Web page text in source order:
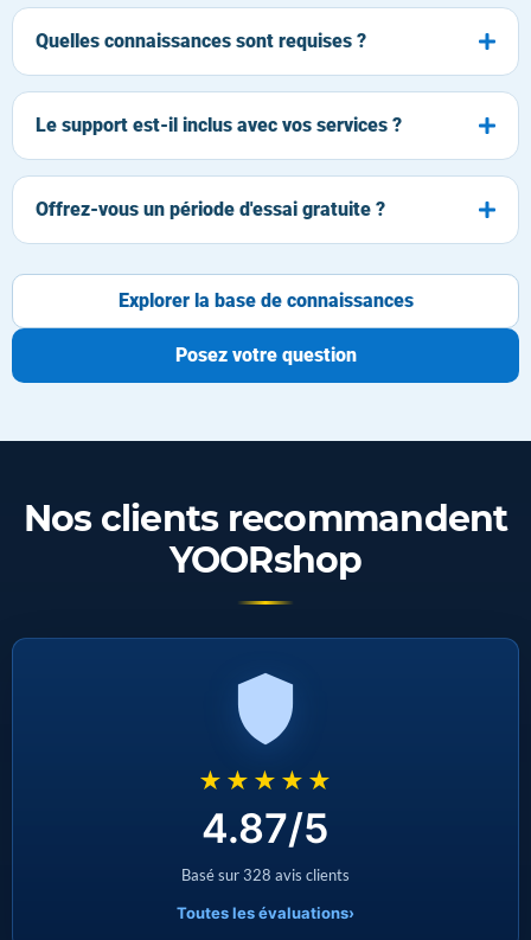
Quelles connaissances sont requises ?
Le support est-il inclus avec vos services ?
Offrez-vous un période d'essai gratuite ?
Explorer la base de connaissances
Posez votre question
Nos clients recommandent
YOORshop
★★★★★
4.87/5
Basé sur 328 avis clients
Toutes les évaluations›